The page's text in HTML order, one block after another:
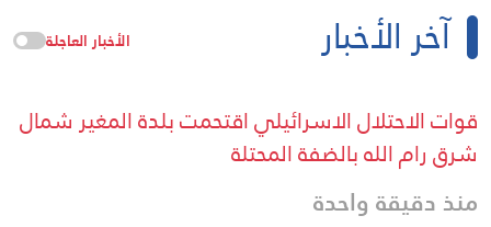
آخر الأخبار الأخبار العاجلة
قوات الاحتلال الاسرائيلي اقتحمت بلدة المغير شمال
شرق رام الله بالضفة المحتلة
منذ دقيقة واحدة